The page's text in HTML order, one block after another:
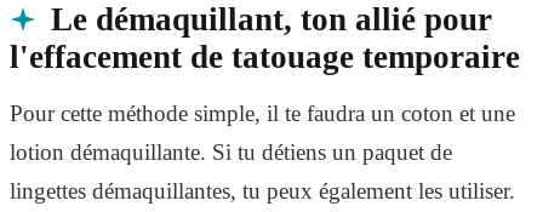
Le démaquillant, ton allié pour
l'effacement de tatouage temporaire
Pour cette méthode simple, il te faudra un coton et une
lotion démaquillante. Si tu détiens un paquet de
lingettes démaquillantes, tu peux également les utiliser.